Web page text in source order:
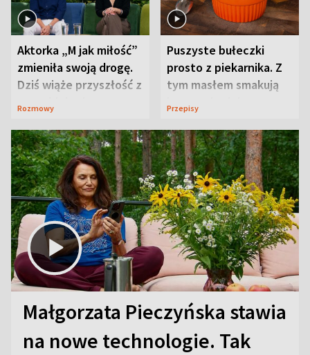
Aktorka „M jak miłość”
zmieniła swoją drogę.
Dziś wiąże przyszłość z
neurobiologią
Rozmowy
Puszyste bułeczki
prosto z piekarnika. Z
tym masłem smakują
jeszcze lepiej
Przepisy
Małgorzata Pieczyńska stawia
na nowe technologie. Tak